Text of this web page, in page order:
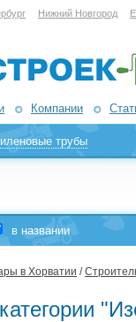
Нижний Новгород
Компании
трубы
в названии
в Хорватии /